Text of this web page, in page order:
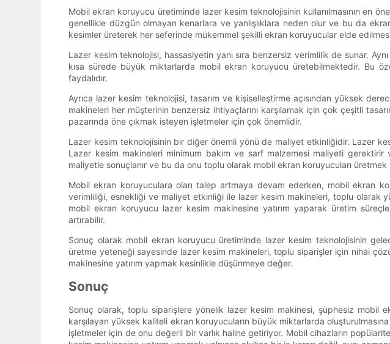
Mobil ekran koruyucu üretiminde lazer kesim teknolojisinin kullanılmasının en
genellikle düzgün olmayan kenarlara ve yanlışlıklara neden olur ve bu da
kesimler üreterek her seferinde mükemmel şekilli ekran koruyucular elde
Lazer kesim teknolojisi, hassasiyetin yanı sıra benzersiz verimlilik de sunar.
kısa sürede büyük miktarlarda mobil ekran koruyucu üretebilmektedir. Bu
faydalıdır.
Ayrıca lazer kesim teknolojisi, tasarım ve kişiselleştirme açısından yüksek
makineleri her müşterinin benzersiz ihtiyaçlarını karşılamak için çok çeşitli
pazarında öne çıkmak isteyen işletmeler için çok önemlidir.
Lazer kesim teknolojisinin bir diğer önemli yönü de maliyet etkinliğidir. Lazer
Lazer kesim makineleri minimum bakım ve sarf malzemesi maliyeti
maliyetle sonuçlanır ve bu da onu toplu olarak mobil ekran koruyucuları
Mobil ekran koruyuculara olan talep artmaya devam ederken, mobil ekran
verimliliği, esnekliği ve maliyet etkinliği ile lazer kesim makineleri, toplu olarak
mobil ekran koruyucu lazer kesim makinesine yatırım yaparak üretim
artırabilir.
Sonuç olarak mobil ekran koruyucu üretiminde lazer kesim teknolojisinin
üretme yeteneği sayesinde lazer kesim makineleri, toplu siparişler için nihai
makinesine yatırım yapmak kesinlikle düşünmeye değer.
Sonuç
Sonuç olarak, toplu siparişlere yönelik lazer kesim makinesi, şüphesiz mobil
karşılayan yüksek kaliteli ekran koruyucuların büyük miktarlarda
işletmeler için de onu değerli bir varlık haline getiriyor. Mobil cihazların